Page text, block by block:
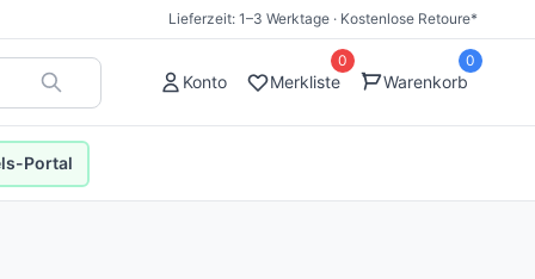
Lieferzeit: 1–3 Werktage · Kostenlose Retoure*
Konto Merkliste
0
Warenkorb
0
Portal